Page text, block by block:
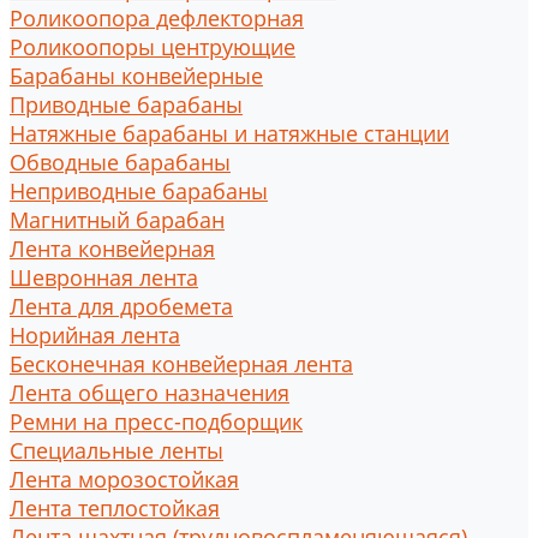
Роликоопора дефлекторная
Роликоопоры центрующие
Барабаны конвейерные
Приводные барабаны
Натяжные барабаны и натяжные станции
Обводные барабаны
Неприводные барабаны
Магнитный барабан
Лента конвейерная
Шевронная лента
Лента для дробемета
Норийная лента
Бесконечная конвейерная лента
Лента общего назначения
Ремни на пресс-подборщик
Специальные ленты
Лента морозостойкая
Лента теплостойкая